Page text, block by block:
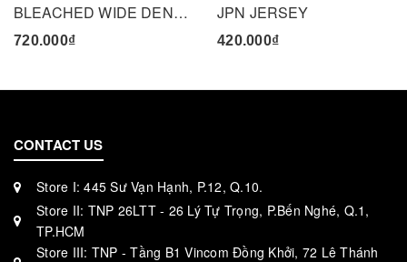
BLEACHED WIDE DENIM PANTS - BLACK
720.000₫
JPN JERSEY
420.000₫
CONTACT US
Store I: 445 Sư Vạn Hạnh, P.12, Q.10.
Store II: TNP 26LTT - 26 Lý Tự Trọng, P.Bến Nghé, Q.1,
TP.HCM
Store III: TNP - Tầng B1 Vincom Đồng Khởi, 72 Lê Thánh